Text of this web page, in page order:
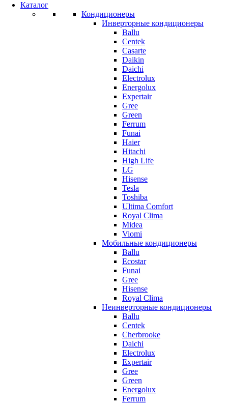
Каталог
Кондиционеры
Инверторные кондиционеры
Ballu
Centek
Casarte
Daikin
Daichi
Electrolux
Energolux
Expertair
Gree
Green
Ferrum
Funai
Haier
Hitachi
High Life
LG
Hisense
Tesla
Toshiba
Ultima Comfort
Royal Clima
Midea
Viomi
Мобильные кондиционеры
Ballu
Ecostar
Funai
Gree
Hisense
Royal Clima
Неинверторные кондиционеры
Ballu
Centek
Cherbrooke
Daichi
Electrolux
Expertair
Gree
Green
Energolux
Ferrum